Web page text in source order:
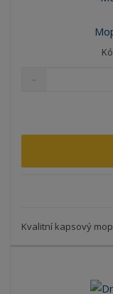
Kvalitní kapsový